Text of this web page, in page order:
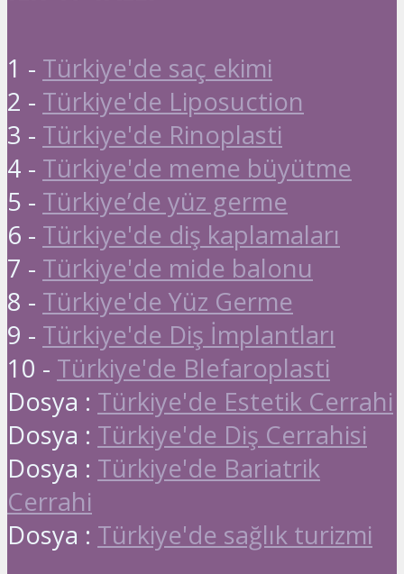
1 - Türkiye'de saç ekimi
2 - Türkiye'de Liposuction
3 - Türkiye'de Rinoplasti
4 - Türkiye'de meme büyütme
5 - Türkiye’de yüz germe
6 - Türkiye'de diş kaplamaları
7 - Türkiye'de mide balonu
8 - Türkiye'de Yüz Germe
9 - Türkiye'de Diş İmplantları
10 - Türkiye'de Blefaroplasti
Dosya : Türkiye'de Estetik Cerrahi
Dosya : Türkiye'de Diş Cerrahisi
Dosya : Türkiye'de Bariatrik
Cerrahi
Dosya : Türkiye'de sağlık turizmi